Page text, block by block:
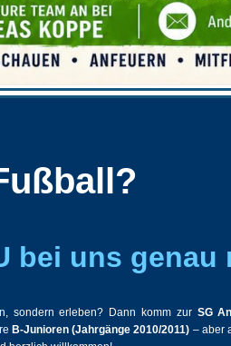
bei uns genau
sondern erleben? Dann komm zur SG
B-Junioren (Jahrgänge 2010/2011) – aber